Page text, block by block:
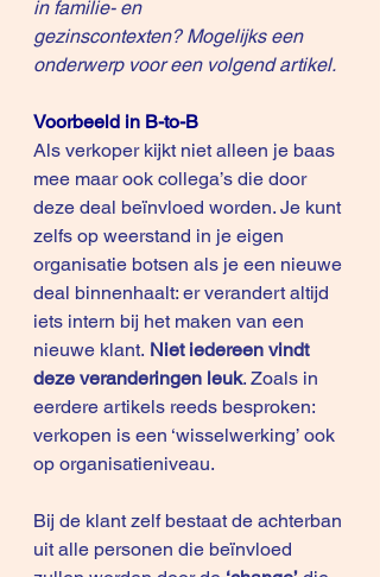
in familie- en
gezinscontexten? Mogelijks een
onderwerp voor een volgend artikel.
Voorbeeld in B-to-B
Als verkoper kijkt niet alleen je baas
mee maar ook collega’s die door
deze deal beïnvloed worden. Je kunt
zelfs op weerstand in je eigen
organisatie botsen als je een nieuwe
deal binnenhaalt: er verandert altijd
iets intern bij het maken van een
nieuwe klant. Niet iedereen vindt
deze veranderingen leuk. Zoals in
eerdere artikels reeds besproken:
verkopen is een ‘wisselwerking’ ook
op organisatieniveau.
Bij de klant zelf bestaat de achterban
uit alle personen die beïnvloed